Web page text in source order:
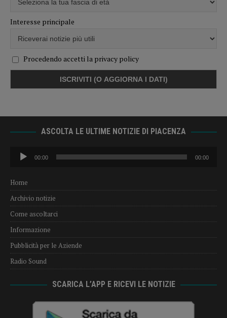
Interesse principale
Procedendo accetti la privacy policy
ASCOLTA LE ULTIME NOTIZIE DI PIACENZA
Audio
Player
00:00 00:00
Home
Archivio notizie
Come ascoltarci
Informazione
Pubblicità per le Aziende
Radio Sound
SCARICA L’APP E RICEVI LE NOTIZIE